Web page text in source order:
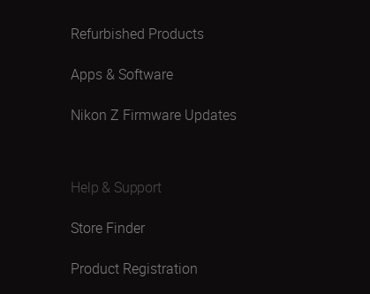
Refurbished Products
Apps & Software
Nikon Z Firmware Updates
Help & Support
Store Finder
Product Registration